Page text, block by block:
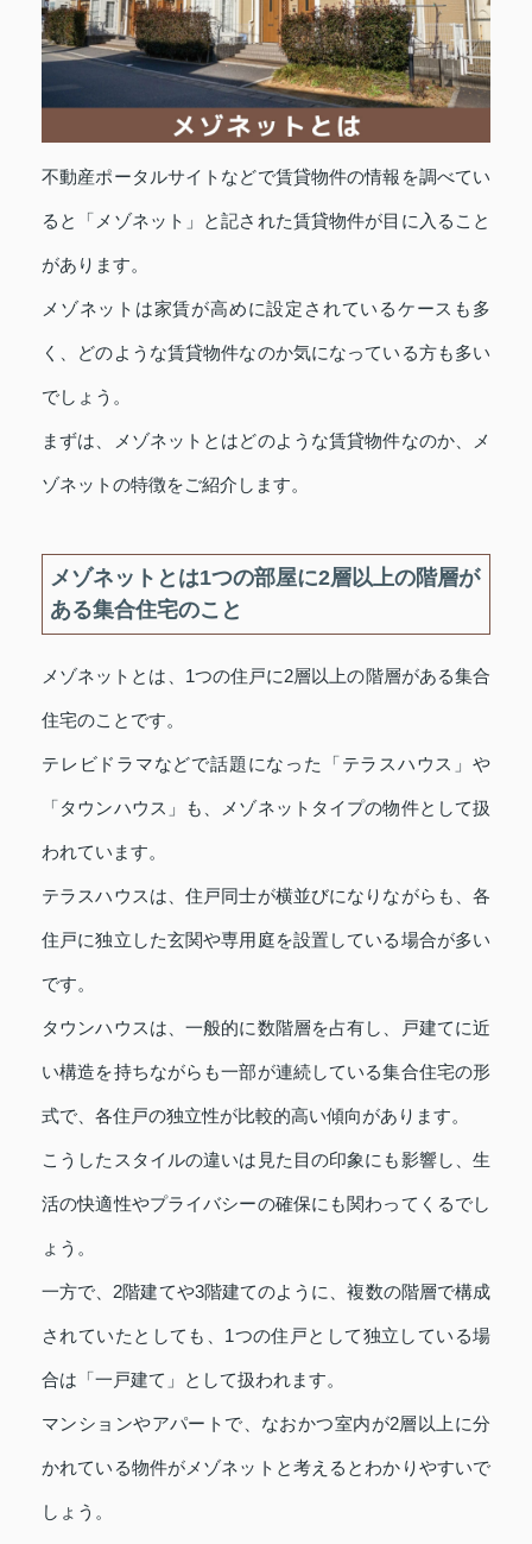
不動産ポータルサイトなどで賃貸物件の情報を調べてい
ると「メゾネット」と記された賃貸物件が目に入ること
があります。
メゾネットは家賃が高めに設定されているケースも多
く、どのような賃貸物件なのか気になっている方も多い
でしょう。
まずは、メゾネットとはどのような賃貸物件なのか、メ
ゾネットの特徴をご紹介します。
メゾネットとは1つの部屋に2層以上の階層が
ある集合住宅のこと
メゾネットとは、1つの住戸に2層以上の階層がある集合
住宅のことです。
テレビドラマなどで話題になった「テラスハウス」や
「タウンハウス」も、メゾネットタイプの物件として扱
われています。
テラスハウスは、住戸同士が横並びになりながらも、各
住戸に独立した玄関や専用庭を設置している場合が多い
です。
タウンハウスは、一般的に数階層を占有し、戸建てに近
い構造を持ちながらも一部が連続している集合住宅の形
式で、各住戸の独立性が比較的高い傾向があります。
こうしたスタイルの違いは見た目の印象にも影響し、生
活の快適性やプライバシーの確保にも関わってくるでし
ょう。
一方で、2階建てや3階建てのように、複数の階層で構成
されていたとしても、1つの住戸として独立している場
合は「一戸建て」として扱われます。
マンションやアパートで、なおかつ室内が2層以上に分
かれている物件がメゾネットと考えるとわかりやすいで
しょう。